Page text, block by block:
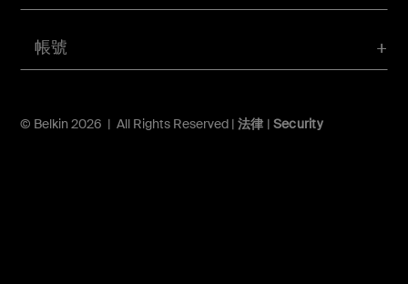
帳號
© Belkin 2026 | All Rights Reserved | 法律 | Security